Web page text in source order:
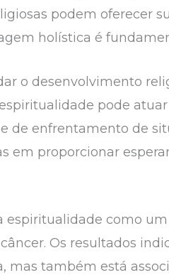
podem oferecer
holística é
o desenvolvimento
pode
de enfrentamento de
em proporcionar
espiritualidade como
Os resultados
também está